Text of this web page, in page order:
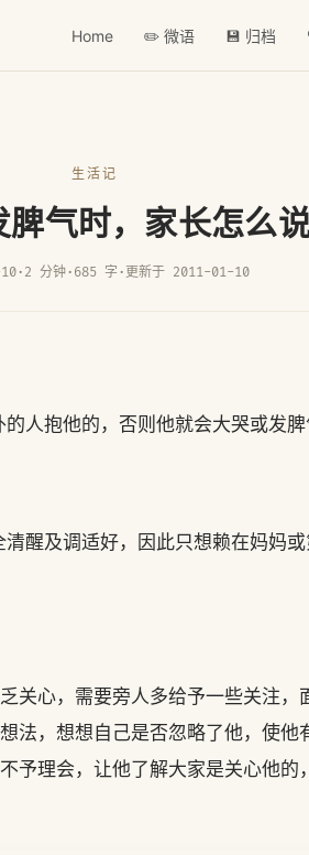
Home ✏️ 微语 💾 归档
生活记
脾气时，家长怎么
· 2 分钟· 685 字 · 更新于 2011-01-10
人抱他的，否则他就会大哭或发脾
醒及调适好，因此只想赖在妈妈
关心，需要旁人多给予一些关注，
法，想想自己是否忽略了他，使他
予理会，让他了解大家是关心他的